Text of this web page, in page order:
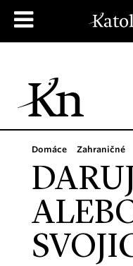
Domáce Zahraničné